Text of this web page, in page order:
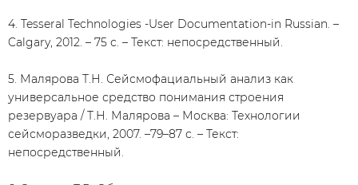
4. Tesseral Technologies -User Documentation-in Russian. –
Calgary, 2012. – 75 с. – Текст: непосредственный.
5. Малярова Т.Н. Сейсмофациальный анализ как
универсальное средство понимания строения
резервуара / Т.Н. Малярова – Москва: Технологии
сейсморазведки, 2007. –79–87 с. – Текст:
непосредственный.